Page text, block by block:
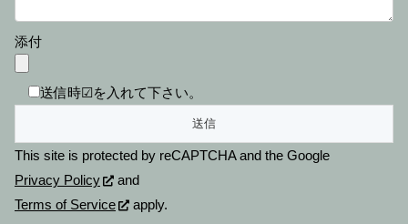
添付
送信時☑を入れて下さい。
This site is protected by reCAPTCHA and the Google
Privacy Policy
and
Terms of Service
apply.